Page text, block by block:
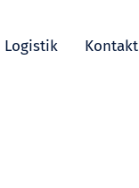
Logistik Kontakt